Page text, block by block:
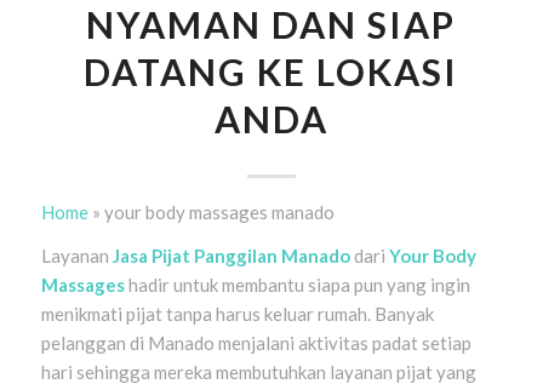
NYAMAN DAN SIAP
DATANG KE LOKASI
ANDA
Home» your body massages manado
Layanan Jasa Pijat Panggilan Manadodari Your Body
Massageshadir untuk membantu siapa pun yang ingin
menikmati pijat tanpa harus keluar rumah. Banyak
pelanggan di Manado menjalani aktivitas padat setiap
hari sehingga mereka membutuhkan layanan pijat yang